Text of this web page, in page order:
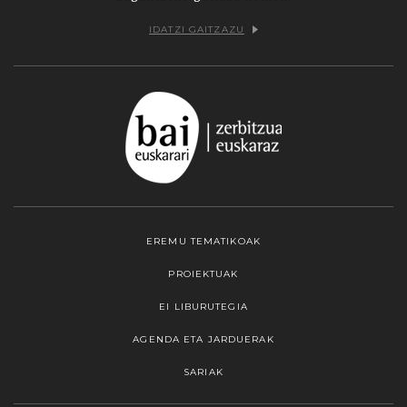
IDATZI GAITZAZU
EREMU TEMATIKOAK
PROIEKTUAK
EI LIBURUTEGIA
AGENDA ETA JARDUERAK
SARIAK